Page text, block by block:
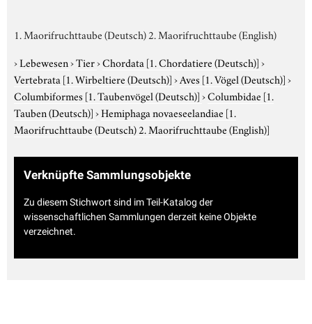
1. Maorifruchttaube (Deutsch) 2. Maorifruchttaube (English)
›Lebewesen›Tier›Chordata [1. Chordatiere (Deutsch)]›
Vertebrata [1. Wirbeltiere (Deutsch)]›Aves [1. Vögel (Deutsch)]›
Columbiformes [1. Taubenvögel (Deutsch)]›Columbidae [1.
Tauben (Deutsch)]›Hemiphaga novaeseelandiae [1.
Maorifruchttaube (Deutsch) 2. Maorifruchttaube (English)]
Verknüpfte Sammlungsobjekte
Zu diesem Stichwort sind im Teil-Katalog der
wissenschaftlichen Sammlungen derzeit keine Objekte
verzeichnet.